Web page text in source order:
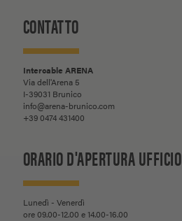
CONTATTO
Intercable ARENA
Via dell'Arena 5
I-39031 Brunico
info@arena-brunico.com
+39 0474 431400
ORARIO D'APERTURA UFFICIO
Lunedì - Venerdì
ore 09.00-12.00 e 14.00-16.00